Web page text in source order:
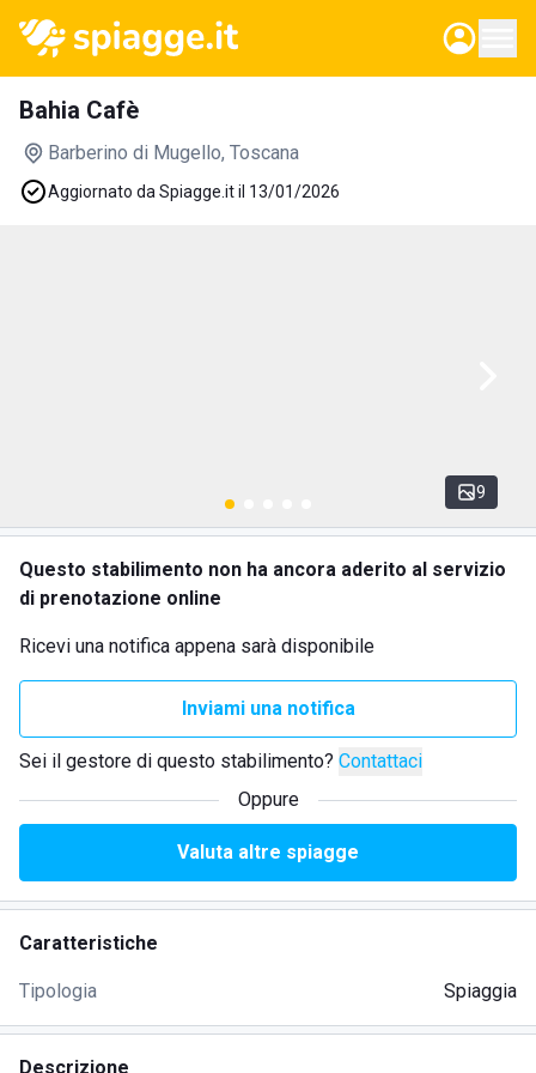
Bahia Cafè
Barberino di Mugello, Toscana
Aggiornato da Spiagge.it il 13/01/2026
9
Questo stabilimento non ha ancora aderito al servizio
di prenotazione online
Ricevi una notifica appena sarà disponibile
Inviami una notifica
Sei il gestore di questo stabilimento? Contattaci
Oppure
Valuta altre spiagge
Caratteristiche
Tipologia Spiaggia
Descrizione